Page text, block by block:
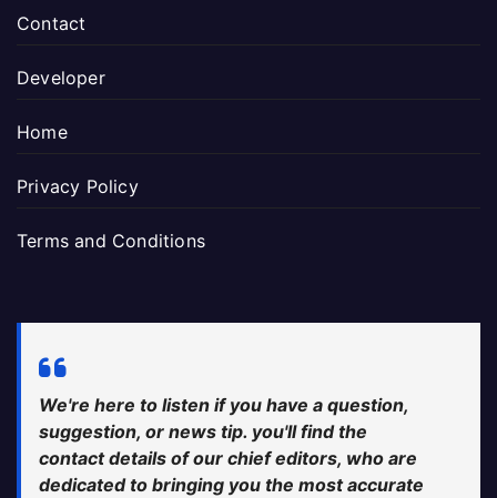
Contact
Developer
Home
Privacy Policy
Terms and Conditions
We're here to listen if you have a question,
suggestion, or news tip. you'll find the
contact details of our chief editors, who are
dedicated to bringing you the most accurate